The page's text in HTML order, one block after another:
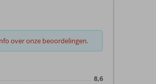
over onze beoordelingen.
8,6